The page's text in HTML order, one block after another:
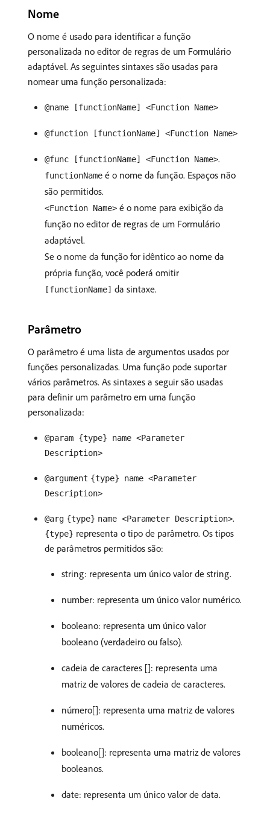
Nome
O nome é usado para identificar a função
personalizada no editor de regras de um Formulário
adaptável. As seguintes sintaxes são usadas para
nomear uma função personalizada:
@name [functionName] <Function Name>
@function [functionName] <Function Name>
@func [functionName] <Function Name>.
functionName é o nome da função. Espaços não
são permitidos.
<Function Name> é o nome para exibição da
função no editor de regras de um Formulário
adaptável.
Se o nome da função for idêntico ao nome da
própria função, você poderá omitir
[functionName] da sintaxe.
Parâmetro
O parâmetro é uma lista de argumentos usados por
funções personalizadas. Uma função pode suportar
vários parâmetros. As sintaxes a seguir são usadas
para definir um parâmetro em uma função
personalizada:
@param {type} name <Parameter
Description>
@argument {type} name <Parameter
Description>
@arg {type} name <Parameter Description>.
{type} representa o tipo de parâmetro. Os tipos
de parâmetros permitidos são:
string: representa um único valor de string.
number: representa um único valor numérico.
booleano: representa um único valor
booleano (verdadeiro ou falso).
cadeia de caracteres []: representa uma
matriz de valores de cadeia de caracteres.
número[]: representa uma matriz de valores
numéricos.
booleano[]: representa uma matriz de valores
booleanos.
date: representa um único valor de data.